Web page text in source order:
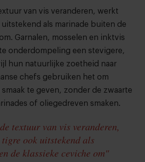
van vis veranderen, werkt
als marinade buiten de
Garnalen, mosselen en inktvis
onderdompeling een stevigere,
hun natuurlijke zoetheid naar
chefs gebruiken het om
te geven, zonder de zwaarte
of oliegedreven smaken.
textuur van vis veranderen,
ook uitstekend als
de klassieke ceviche om"